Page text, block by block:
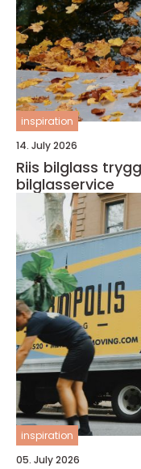
inspiration
14. July 2026
Riis bilglass trygg sikt og profesjonell
bilglasservice
inspiration
05. July 2026